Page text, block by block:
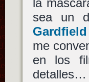
la
sea un
Gardfield
me
en los
detalles…